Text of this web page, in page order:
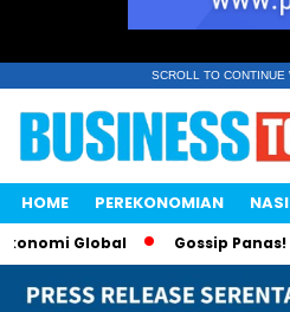
SCROLL TO CONTINUE
HOME PEREKONOMIAN
Global Gossip Panas! Liana